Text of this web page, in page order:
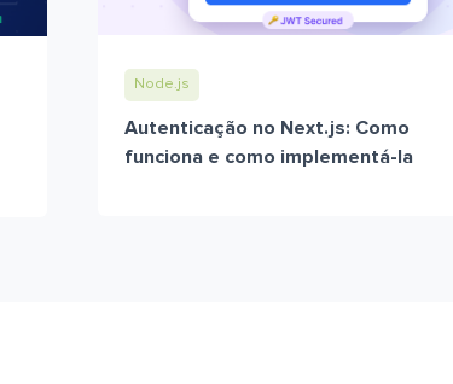
Node.js
Autenticação no Next.js: Como
funciona e como implementá-la